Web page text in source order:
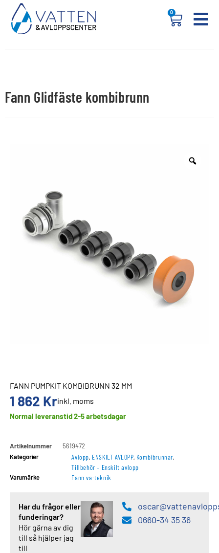
0
Fann Glidfäste kombibrunn
FANN PUMPKIT KOMBIBRUNN 32 MM
1 862 Krinkl. moms
Normal leveranstid 2-5 arbetsdagar
Artikelnummer
5619472
Kategorier
Avlopp, ENSKILT AVLOPP, Kombibrunnar,
Tillbehör – Enskilt avlopp
Varumärke Fann va-teknik
Har du frågor eller
funderingar?
Hör gärna av dig
till så hjälper jag
till
0660-34 35 36